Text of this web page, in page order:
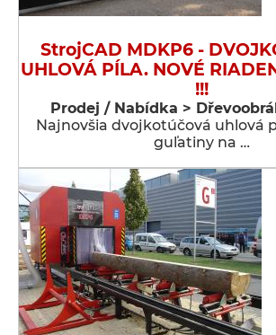
StrojCAD MDKP6 -
UHLOVÁ PÍLA. NOVÉ
!!!
Prodej / Nabídka >
Najnovšia dvojkotúčová uhlová
guľatiny na …